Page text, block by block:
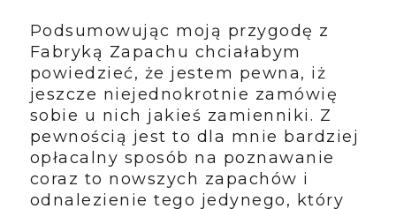
Podsumowując moją przygodę z
Fabryką Zapachu chciałabym
powiedzieć, że jestem pewna, iż
jeszcze niejednokrotnie zamówię
sobie u nich jakieś zamienniki. Z
pewnością jest to dla mnie bardziej
opłacalny sposób na poznawanie
coraz to nowszych zapachów i
odnalezienie tego jedynego, który